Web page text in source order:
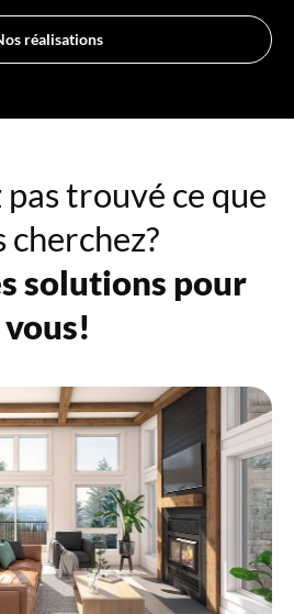
réalisations
pas trouvé ce que
cherchez?
solutions pour
vous!